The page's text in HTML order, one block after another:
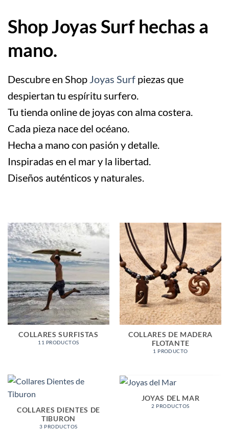
Shop Joyas Surf hechas a
mano.
Descubre en Shop Joyas Surf piezas que
despiertan tu espíritu surfero.
Tu tienda online de joyas con alma costera.
Cada pieza nace del océano.
Hecha a mano con pasión y detalle.
Inspiradas en el mar y la libertad.
Diseños auténticos y naturales.
COLLARES SURFISTAS
11 PRODUCTOS
COLLARES DE MADERA
FLOTANTE
1 PRODUCTO
COLLARES DIENTES DE
TIBURON
3 PRODUCTOS
JOYAS DEL MAR
2 PRODUCTOS